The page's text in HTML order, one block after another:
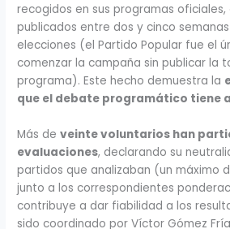
recogidos en sus programas oficiales,
publicados entre dos y cinco
elecciones (el Partido Popular fue el
comenzar la campaña sin publicar la
programa). Este hecho demuestra la
que el debate programático tiene
Más deveinte voluntarios han
evaluaciones, declarando su
partidos que analizaban (un máximo
junto a los correspondientes
contribuye a dar fiabilidad a los
sido coordinado por Víctor Gómez